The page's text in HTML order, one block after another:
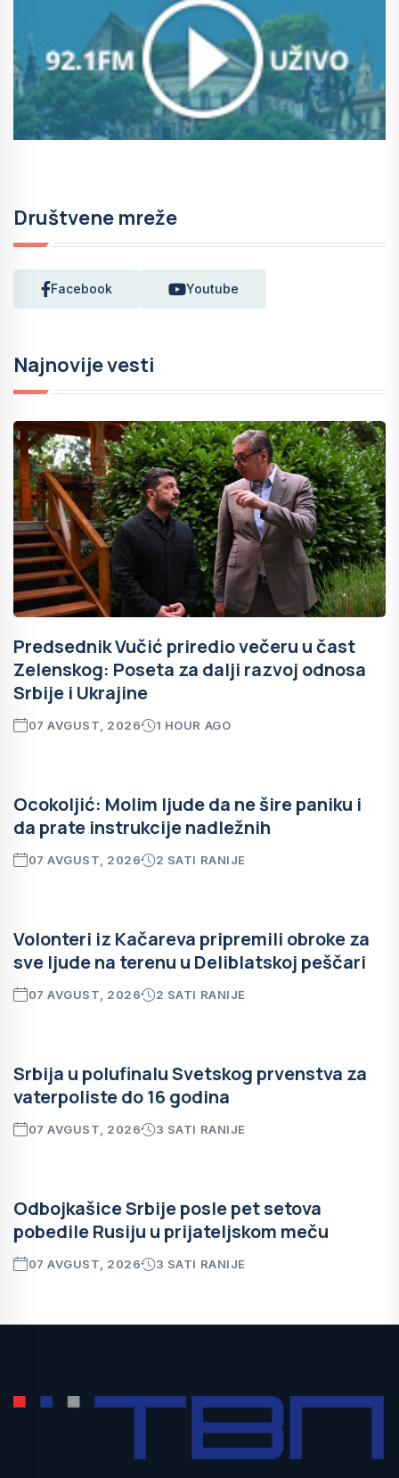
Društvene mreže
Facebook Youtube
Najnovije vesti
Predsednik Vučić priredio večeru u čast
Zelenskog: Poseta za dalji razvoj odnosa
Srbije i Ukrajine
07 AVGUST, 2026 1 HOUR AGO
Ocokoljić: Molim ljude da ne šire paniku i
da prate instrukcije nadležnih
07 AVGUST, 2026 2 SATI RANIJE
Volonteri iz Kačareva pripremili obroke za
sve ljude na terenu u Deliblatskoj peščari
07 AVGUST, 2026 2 SATI RANIJE
Srbija u polufinalu Svetskog prvenstva za
vaterpoliste do 16 godina
07 AVGUST, 2026 3 SATI RANIJE
Odbojkašice Srbije posle pet setova
pobedile Rusiju u prijateljskom meču
07 AVGUST, 2026 3 SATI RANIJE